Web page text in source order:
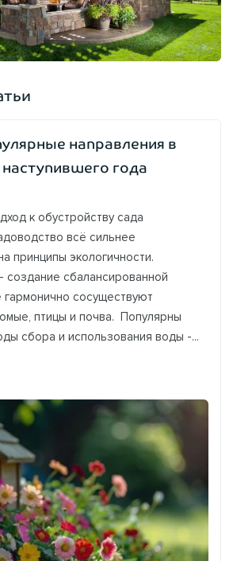
направления в
года
к обустройству сада
всё сильнее
принципы экологичности.
создание сбалансированной
гармонично сосуществуют
птицы и почва. Популярны
сбора и использования воды -...